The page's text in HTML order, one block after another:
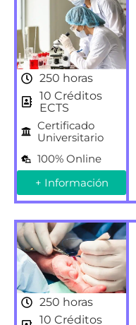
250 horas
10 Créditos
ECTS
Certificado
Universitario
100% Online
+ Información
250 horas
10 Créditos